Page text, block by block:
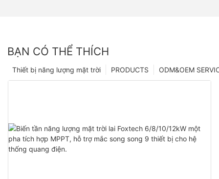
BẠN CÓ THỂ THÍCH
ODM&OEM
PRODUCTS
Thiết bị năng lượng mặt trời